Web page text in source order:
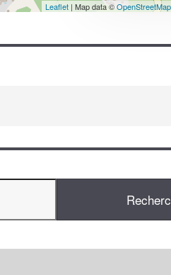
Leaflet | Map data ©